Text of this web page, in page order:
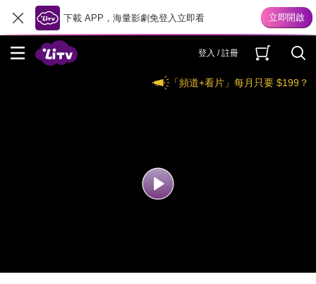
下載 APP，海量影劇免登入立即看
登入 / 註冊
「頻道+看片」每月只要 $199？